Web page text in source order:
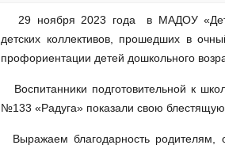
29 ноября 2023 года в МАДОУ
детских коллективов, прошедших в
профориентации детей дошкольного
Воспитанники подготовительной к
№133 «Радуга» показали свою
Выражаем благодарность родителям,